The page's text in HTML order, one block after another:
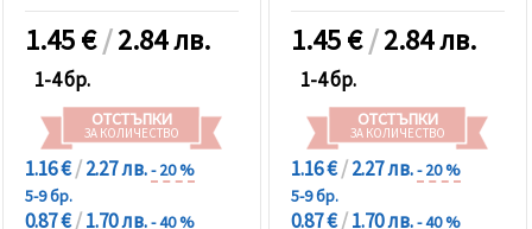
1.45€/2.84 лв.
1-4 бр.
ОТСТЪПКИ
ЗА КОЛИЧЕСТВО
1.16 €/2.27 лв.- 20 %
5-9 бр.
0.87 €/1.70 лв.- 40 %
1.45€/2.84 лв.
1-4 бр.
ОТСТЪПКИ
ЗА КОЛИЧЕСТВО
1.16 €/2.27 лв.- 20 %
5-9 бр.
0.87 €/1.70 лв.- 40 %